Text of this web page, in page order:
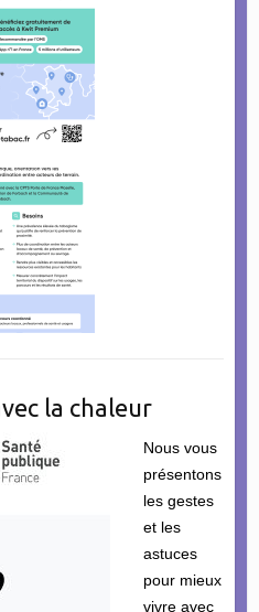
la chaleur
Nous vous
présentons
les gestes
et les
astuces
pour mieux
vivre avec